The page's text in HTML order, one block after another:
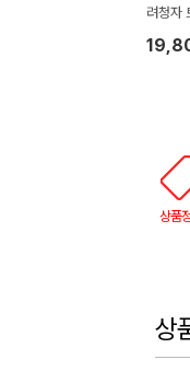
려청자
자기 머
상품
상